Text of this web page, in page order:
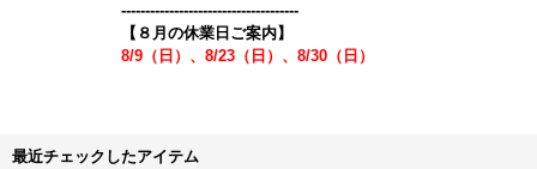
-------------------------------------
【８月の休業日ご案内】
8/9（日）、8/23（日）、8/30（日）
最近チェックしたアイテム